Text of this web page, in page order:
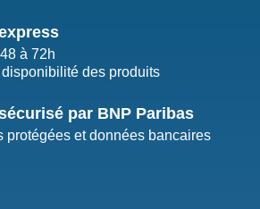
à 72h
des produits
par BNP Paribas
protégées et données bancaires